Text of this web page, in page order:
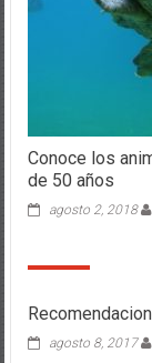
Conoce los
de 50 años
agosto 2, 2018
agosto 8, 2017